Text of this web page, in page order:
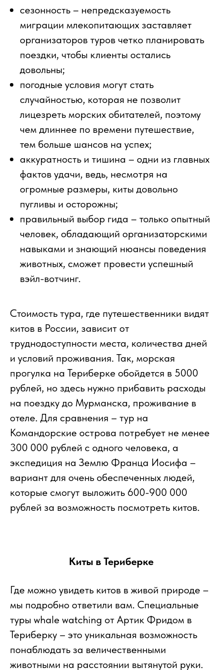
сезонность – непредсказуемость
миграции млекопитающих заставляет
организаторов туров четко планировать
поездки, чтобы клиенты остались
довольны;
погодные условия могут стать
случайностью, которая не позволит
лицезреть морских обитателей, поэтому
чем длиннее по времени путешествие,
тем больше шансов на успех;
аккуратность и тишина – одни из главных
фактов удачи, ведь, несмотря на
огромные размеры, киты довольно
пугливы и осторожны;
правильный выбор гида – только опытный
человек, обладающий организаторскими
навыками и знающий нюансы поведения
животных, сможет провести успешный
вэйл-вотчинг.
Стоимость тура, где путешественники видят
китов в России, зависит от
труднодоступности места, количества дней
и условий проживания. Так, морская
прогулка на Териберке обойдется в 5000
рублей, но здесь нужно прибавить расходы
на поездку до Мурманска, проживание в
отеле. Для сравнения – тур на
Командорские острова потребует не менее
300 000 рублей с одного человека, а
экспедиция на Землю Франца Иосифа –
вариант для очень обеспеченных людей,
которые смогут выложить 600-900 000
рублей за возможность посмотреть китов.
Киты в Териберке
Где можно увидеть китов в живой природе –
мы подробно ответили вам. Специальные
туры whale watching от Артик Фридом в
Териберку – это уникальная возможность
понаблюдать за величественными
животными на расстоянии вытянутой руки.